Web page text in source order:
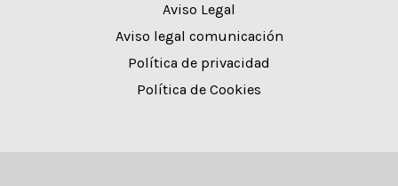
Aviso Legal
Aviso legal comunicación
Política de privacidad
Política de Cookies